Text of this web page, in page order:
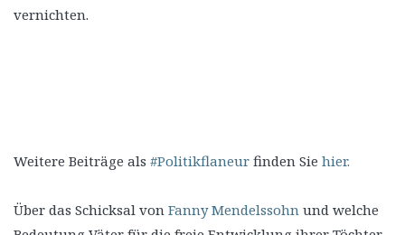
vernichten.
Weitere Beiträge als #Politikflaneur finden Sie hier.
Über das Schicksal von Fanny Mendelssohn und welche